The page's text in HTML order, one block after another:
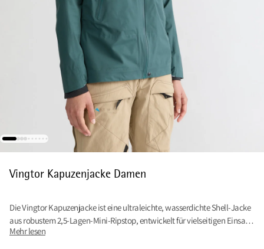
Vingtor Kapuzenjacke Damen
Die Vingtor Kapuzenjacke ist eine ultraleichte, wasserdichte Shell-Jacke
aus robustem 2,5-Lagen-Mini-Ripstop, entwickelt für vielseitigen Einsatz
am Berg.
Mehr lesen